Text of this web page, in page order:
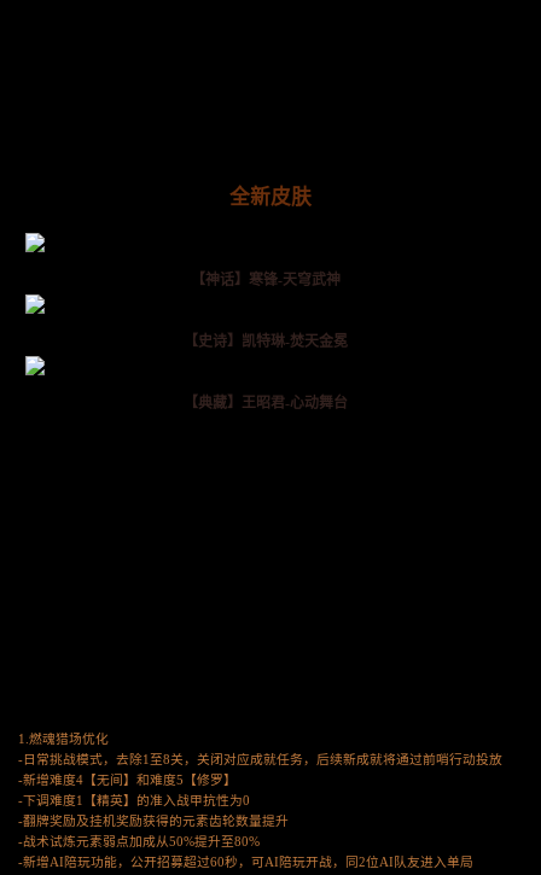
全新皮肤
【神话】寒锋-天穹武神
【史诗】凯特琳-焚天金冕
【典藏】王昭君-心动舞台
1.燃魂猎场优化
-日常挑战模式，去除1至8关，关闭对应成就任务，后续新成就将通过前哨行动投放
-新增难度4【无间】和难度5【修罗】
-下调难度1【精英】的准入战甲抗性为0
-翻牌奖励及挂机奖励获得的元素齿轮数量提升
-战术试炼元素弱点加成从50%提升至80%
-新增AI陪玩功能，公开招募超过60秒，可AI陪玩开战，同2位AI队友进入单局